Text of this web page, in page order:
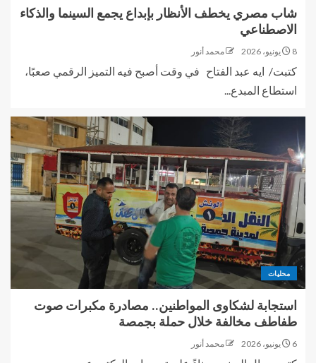
شاب مصري يخطف الأنظار بإبداع يجمع السينما والذكاء
الاصطناعي
8 يونيو، 2026 محمد أنور
كتبت/ ايه عبد الفتاح في وقت أصبح فيه التميز الرقمي صعبًا،
استطاع المبدع...
محليات
استجابة لشكاوى المواطنين.. مصادرة مكبرات صوت
طفاطف مخالفة خلال حملة بجمصة
6 يونيو، 2026 محمد أنور